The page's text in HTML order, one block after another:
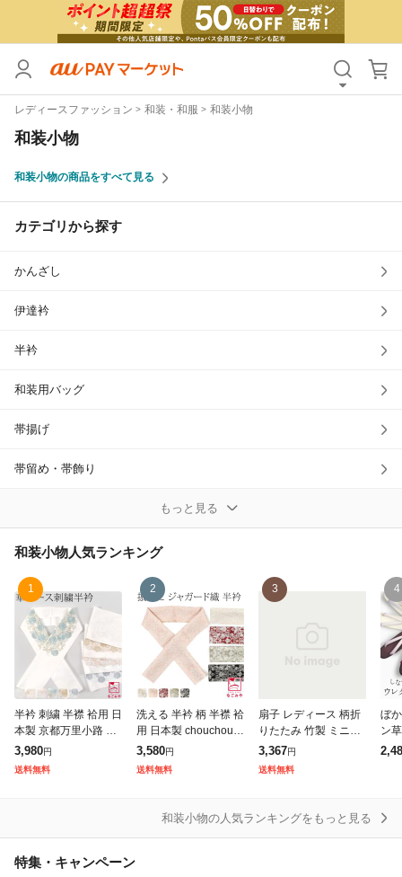
レディースファッション 和装・和服 和装小物
和装小物
和装小物の商品をすべて見る
カテゴリから探す
かんざし
伊達衿
半衿
和装用バッグ
帯揚げ
帯留め・帯飾り
草履
草履・バッグセット
髪飾り
扇子
その他和装小物
もっと見る
和装小物人気ランキング
1
半衿 刺繍 半襟 袷用 日
本製 京都万里小路 塩
瀬 刺繍半衿 白 華レー
ス 訪問着 成人式 振袖
3,980円
送料無料
2
洗える 半衿 柄 半襟 袷
用 日本製 chouchou
ふくれ織 ジャガード
半衿 アカンサス模様
3,580円
送料無料
3
扇子 レディース 柄折
りたたみ 竹製 ミニサ
イズ プレゼント高級
せんす 猛暑 対策 観賞
3,367円
送料無料
4
ぼ
ン
ら
和装小物の人気ランキングをもっと見る
特集・キャンペーン
カテゴリ すべて
価格
Pontaパス特典対象すべて
サンキュー配送対象
除外ワード